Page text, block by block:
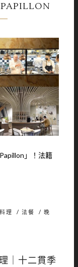
」！法籍
理 / 法餐 / 晚
｜十二貫季